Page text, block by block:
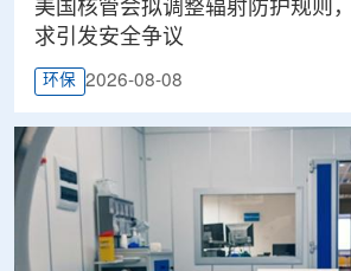
美国核管会拟调整辐射防护规则
求引发安全争议
环保 2026-08-08